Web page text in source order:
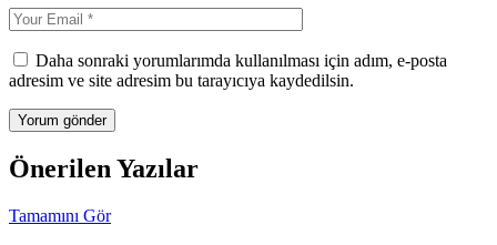
Daha sonraki yorumlarımda kullanılması için adım, e-posta
adresim ve site adresim bu tarayıcıya kaydedilsin.
Önerilen Yazılar
Tamamını Gör